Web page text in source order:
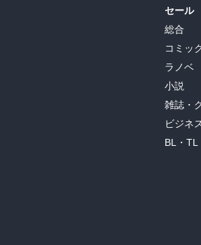
・ダニエル・ペ
①読まない権利
も読む権利、⑥
・本というのは
に、となりにな
セール
総合
コミッ
ラノベ
小説
雑誌・
ビジネ
BL・TL